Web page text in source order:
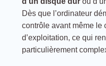
Dès que l’ordinateur
contrôle avant même le
d’exploitation, ce qui
particulièrement